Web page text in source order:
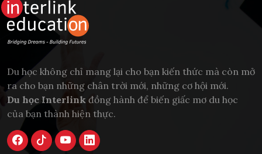
Du học không chỉ mang lại cho bạn kiến thức mà còn mở
ra cho bạn những chân trời mới, những cơ hội mới.
Du học Interlink đồng hành để biến giấc mơ du học
của bạn thành hiện thực.